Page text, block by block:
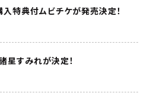
特典付ムビチケが発売決定！
星すみれが決定！